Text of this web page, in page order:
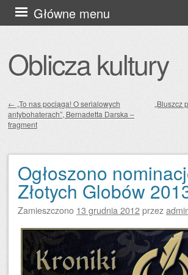
Oblicza kultury
Główne menu
Przejdź
do
Zobacz wpisy
← „To nas pociąga! O serialowych
antybohaterach”, Bernadetta Darska –
fragment
„Bluszcz
Ogłoszono
Złotych Globów
Zamieszczono 13 grudnia 2012przez